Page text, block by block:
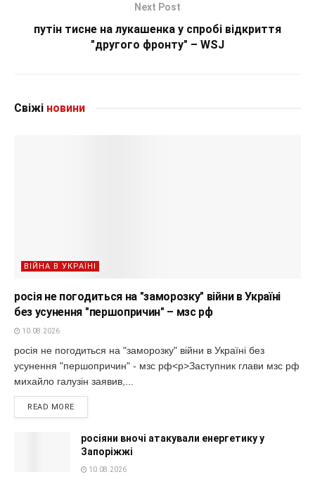
Next Post
путін тисне на лукашенка у спробі відкриття
"другого фронту" – WSJ
Свіжі новини
ВІЙНА В УКРАЇНІ
росія не погодиться на "заморозку" війни в Україні
без усунення "першопричин" – мзс рф
10.08.2026
росія не погодиться на "заморозку" війни в Україні без
усунення "першопричин" - мзс рф<p>Заступник глави мзс рф
михайло галузін заявив,...
READ MORE
росіяни вночі атакували енергетику у
Запоріжжі
10.08.2026